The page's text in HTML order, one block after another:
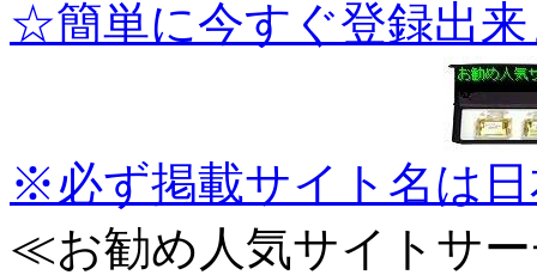
☆簡単に今すぐ登録出
※必ず掲載サイト名は
≪お勧め人気サイトサ